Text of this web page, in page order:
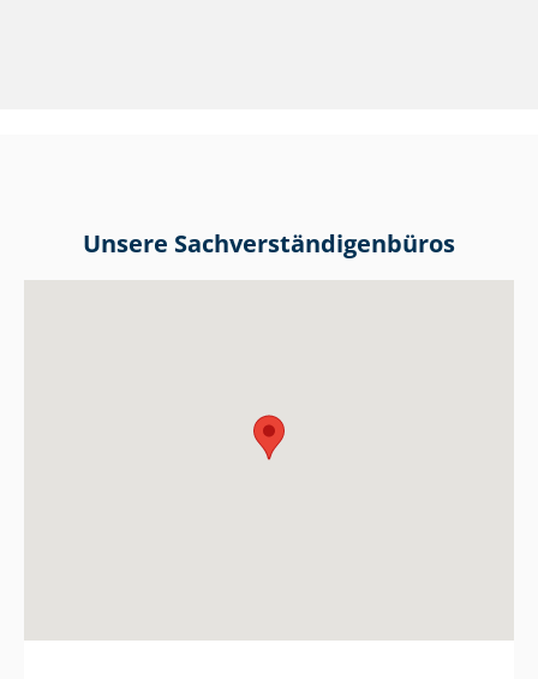
Unsere Sach­ver­stän­di­gen­bü­ros